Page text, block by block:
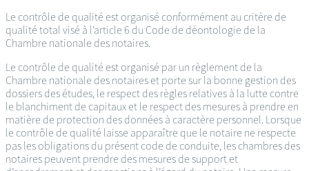
Le contrôle de qualité est organisé conformément au critère de
qualité total visé à l’article 6 du Code de déontologie de la
Chambre nationale des notaires.
Le contrôle de qualité est organisé par un règlement de la
Chambre nationale des notaires et porte sur la bonne gestion des
dossiers des études, le respect des règles relatives à la lutte contre
le blanchiment de capitaux et le respect des mesures à prendre en
matière de protection des données à caractère personnel. Lorsque
le contrôle de qualité laisse apparaître que le notaire ne respecte
pas les obligations du présent code de conduite, les chambres des
notaires peuvent prendre des mesures de support et